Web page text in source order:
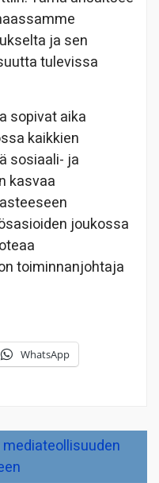
ja sen
tulevissa
sopivat aika
kaikkien
sosiaali- ja
kasvaa
joukossa
toiminnanjohtaja
WhatsApp